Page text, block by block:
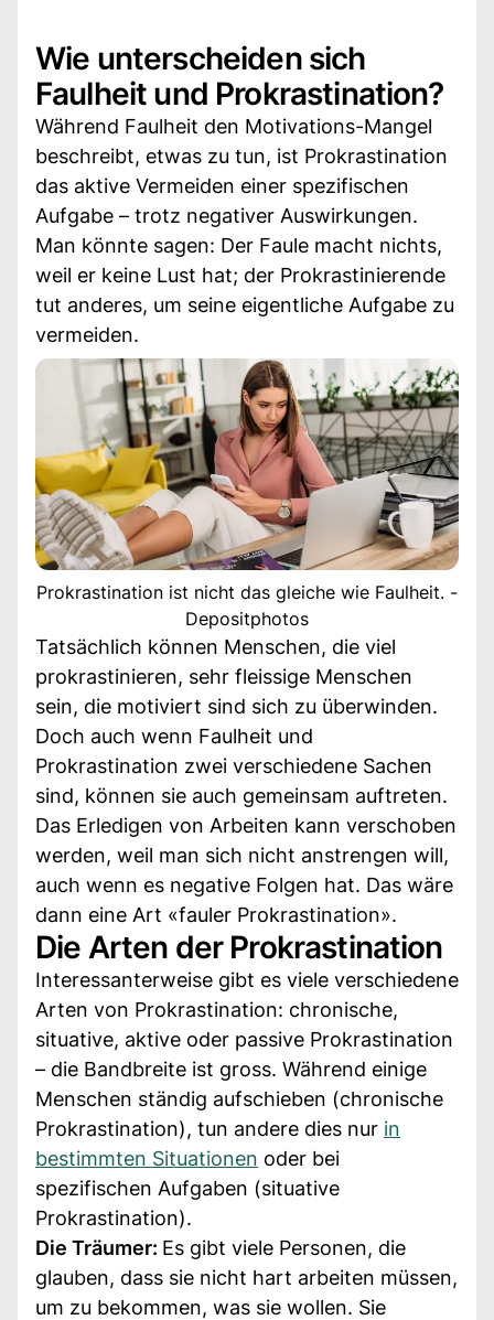
Wie unterscheiden sich
Faulheit und Prokrastination?
Während Faulheit den Motivations-Mangel
beschreibt, etwas zu tun, ist Prokrastination
das aktive Vermeiden einer spezifischen
Aufgabe – trotz negativer Auswirkungen.
Man könnte sagen: Der Faule macht nichts,
weil er keine Lust hat; der Prokrastinierende
tut anderes, um seine eigentliche Aufgabe zu
vermeiden.
Prokrastination ist nicht das gleiche wie Faulheit. -
Depositphotos
Tatsächlich können Menschen, die viel
prokrastinieren, sehr fleissige Menschen
sein, die motiviert sind sich zu überwinden.
Doch auch wenn Faulheit und
Prokrastination zwei verschiedene Sachen
sind, können sie auch gemeinsam auftreten.
Das Erledigen von Arbeiten kann verschoben
werden, weil man sich nicht anstrengen will,
auch wenn es negative Folgen hat. Das wäre
dann eine Art «fauler Prokrastination».
Die Arten der Prokrastination
Interessanterweise gibt es viele verschiedene
Arten von Prokrastination: chronische,
situative, aktive oder passive Prokrastination
– die Bandbreite ist gross. Während einige
Menschen ständig aufschieben (chronische
Prokrastination), tun andere dies nur in
bestimmten Situationen oder bei
spezifischen Aufgaben (situative
Prokrastination).
Die Träumer: Es gibt viele Personen, die
glauben, dass sie nicht hart arbeiten müssen,
um zu bekommen, was sie wollen. Sie